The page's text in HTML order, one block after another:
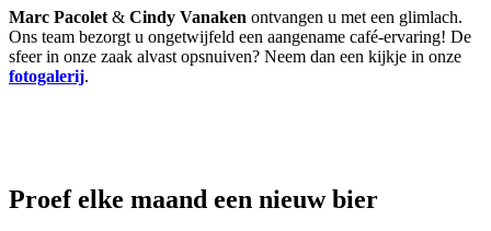
Marc Pacolet & Cindy Vanaken ontvangen u met een glimlach.
Ons team bezorgt u ongetwijfeld een aangename café-ervaring! De
sfeer in onze zaak alvast opsnuiven? Neem dan een kijkje in onze
fotogalerij.
Proef elke maand een nieuw bier